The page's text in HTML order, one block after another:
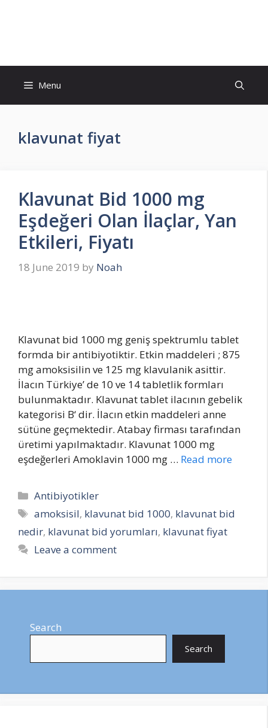
Menu
klavunat fiyat
Klavunat Bid 1000 mg
Eşdeğeri Olan İlaçlar, Yan
Etkileri, Fiyatı
18 June 2019 by Noah
Klavunat bid 1000 mg geniş spektrumlu tablet
formda bir antibiyotiktir. Etkin maddeleri ; 875
mg amoksisilin ve 125 mg klavulanik asittir.
İlacın Türkiye’ de 10 ve 14 tabletlik formları
bulunmaktadır. Klavunat tablet ilacının gebelik
kategorisi B‘ dir. İlacın etkin maddeleri anne
sütüne geçmektedir. Atabay firması tarafından
üretimi yapılmaktadır. Klavunat 1000 mg
eşdeğerleri Amoklavin 1000 mg … Read more
Categories
Antibiyotikler
Tags
amoksisil, klavunat bid 1000, klavunat bid
nedir, klavunat bid yorumları, klavunat fiyat
Leave a comment
Search
Search